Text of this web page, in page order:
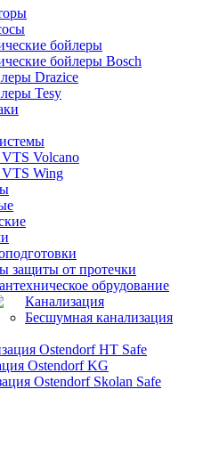
бойлеры
бойлеры Bosch
Drazice
Tesy
Volcano
Wing
защиты от протечки
обрудование
Канализация
Бесшумная канализация
Ostendorf HT Safe
Ostendorf KG
Ostendorf Skolan Safe